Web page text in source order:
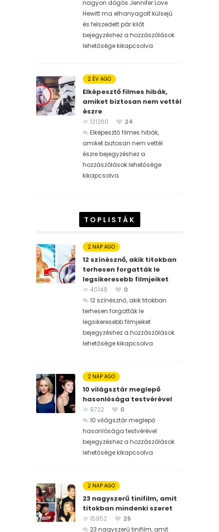
nagyon dögös Jennifer Love
Hewitt ma elhanyagolt külsejű
és felszedett pár kilót
bejegyzéshez a hozzászólások
lehetősége kikapcsolva
2 ÉV AGO
Elképesztő filmes hibák,
amiket biztosan nem vettél
észre
121260
24
Elképesztő filmes hibák,
amiket biztosan nem vettél
észre bejegyzéshez a
hozzászólások lehetősége
kikapcsolva
TOPLISTÁK
2 NAP AGO
12 színésznő, akik titokban
terhesen forgatták le
legsikeresebb filmjeiket
40148
0
12 színésznő, akik titokban
terhesen forgatták le
legsikeresebb filmjeiket
bejegyzéshez a hozzászólások
lehetősége kikapcsolva
2 NAP AGO
10 világsztár meglepő
hasonlósága testvérével
9722
0
10 világsztár meglepő
hasonlósága testvérével
bejegyzéshez a hozzászólások
lehetősége kikapcsolva
2 NAP AGO
23 nagyszerű tinifilm, amit
titokban mindenki szeret
15952
25
23 nagyszerű tinifilm, amit